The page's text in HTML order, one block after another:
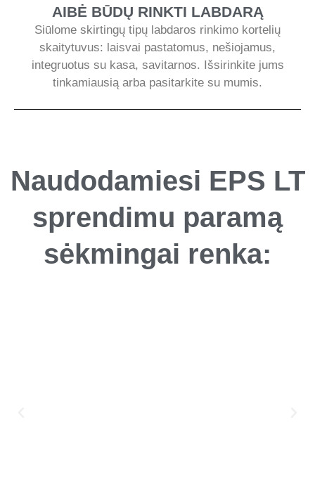
AIBĖ BŪDŲ RINKTI LABDARĄ
Siūlome skirtingų tipų labdaros rinkimo kortelių
skaitytuvus: laisvai pastatomus, nešiojamus,
integruotus su kasa, savitarnos. Išsirinkite jums
tinkamiausią arba pasitarkite su mumis.
Naudodamiesi EPS LT
sprendimu paramą
sėkmingai renka: